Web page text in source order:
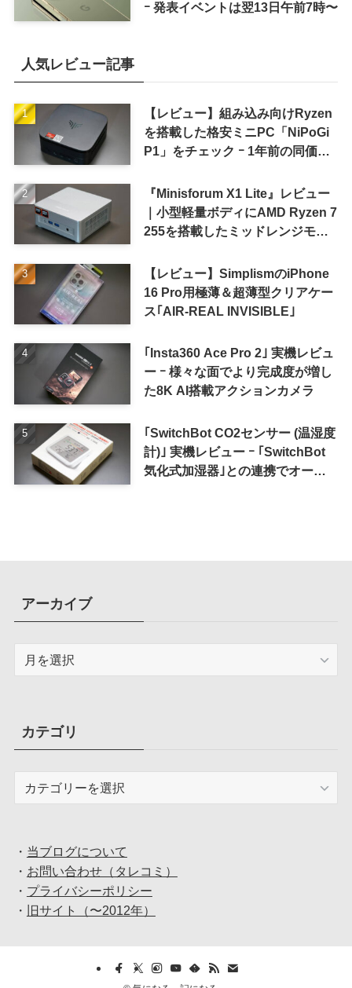
ｰ 発表イベントは翌13日午前7時〜
人気レビュー記事
【レビュー】組み込み向けRyzen
を搭載した格安ミニPC「NiPoGi
P1」をチェック ｰ 1年前の同価格
『Minisforum X1 Lite』レビュー
｜小型軽量ボディにAMD Ryzen 7
255を搭載したミッドレンジモデ
【レビュー】SimplismのiPhone
16 Pro用極薄＆超薄型クリアケー
ス｢AIR-REAL INVISIBLE｣
｢Insta360 Ace Pro 2｣ 実機レビュ
ー ｰ 様々な面でより完成度が増し
た8K AI搭載アクションカメラ
｢SwitchBot CO2センサー (温湿度
計)｣ 実機レビュー ｰ ｢SwitchBot
気化式加湿器｣との連携でオート
アーカイブ
ブカテゴリ
・ 当ブログについて
・ お問い合わせ（タレコミ）
・ プライバシーポリシー
・
旧サイト（〜2012年）